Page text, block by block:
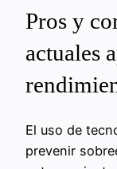
Pros y
actuales
El uso de
prevenir